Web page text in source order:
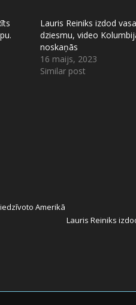
Lauris Reiniks izdod
dziesmu, video
noskaņās
16 maijs, 2023
Similar post
Amerikā
Lauris Reiniks